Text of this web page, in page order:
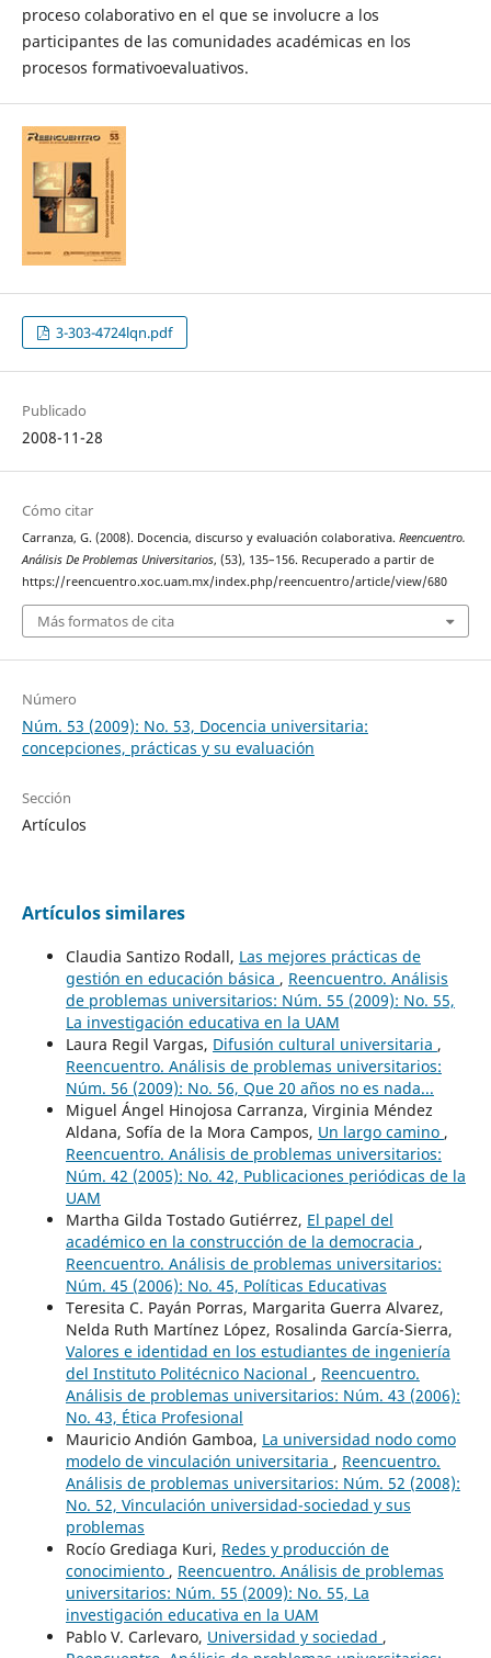
proceso colaborativo en el que se involucre a los
participantes de las comunidades académicas en los
procesos formativoevaluativos.
3-303-4724lqn.pdf
Publicado
2008-11-28
Cómo citar
Carranza, G. (2008). Docencia, discurso y evaluación colaborativa. Reencuentro.
Análisis De Problemas Universitarios, (53), 135–156. Recuperado a partir de
https://reencuentro.xoc.uam.mx/index.php/reencuentro/article/view/680
Más formatos de cita
Número
Núm. 53 (2009): No. 53, Docencia universitaria:
concepciones, prácticas y su evaluación
Sección
Artículos
Artículos similares
Claudia Santizo Rodall, Las mejores prácticas de
gestión en educación básica , Reencuentro. Análisis
de problemas universitarios: Núm. 55 (2009): No. 55,
La investigación educativa en la UAM
Laura Regil Vargas, Difusión cultural universitaria ,
Reencuentro. Análisis de problemas universitarios:
Núm. 56 (2009): No. 56, Que 20 años no es nada...
Miguel Ángel Hinojosa Carranza, Virginia Méndez
Aldana, Sofía de la Mora Campos, Un largo camino ,
Reencuentro. Análisis de problemas universitarios:
Núm. 42 (2005): No. 42, Publicaciones periódicas de la
UAM
Martha Gilda Tostado Gutiérrez, El papel del
académico en la construcción de la democracia ,
Reencuentro. Análisis de problemas universitarios:
Núm. 45 (2006): No. 45, Políticas Educativas
Teresita C. Payán Porras, Margarita Guerra Alvarez,
Nelda Ruth Martínez López, Rosalinda García-Sierra,
Valores e identidad en los estudiantes de ingeniería
del Instituto Politécnico Nacional , Reencuentro.
Análisis de problemas universitarios: Núm. 43 (2006):
No. 43, Ética Profesional
Mauricio Andión Gamboa, La universidad nodo como
modelo de vinculación universitaria , Reencuentro.
Análisis de problemas universitarios: Núm. 52 (2008):
No. 52, Vinculación universidad-sociedad y sus
problemas
Rocío Grediaga Kuri, Redes y producción de
conocimiento , Reencuentro. Análisis de problemas
universitarios: Núm. 55 (2009): No. 55, La
investigación educativa en la UAM
Pablo V. Carlevaro, Universidad y sociedad ,